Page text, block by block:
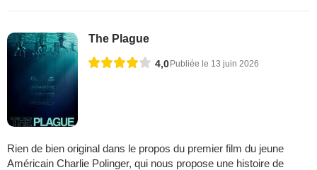
The Plague
4,0Publiée le 13 juin 2026
Rien de bien original dans le propos du premier film du jeune
Américain Charlie Polinger, qui nous propose une histoire de